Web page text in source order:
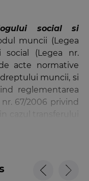
social si
muncii (Legea
social (Legea nr.
acte normative
muncii, si
reglementarea
67/2006 privind
cazul transferului
unor parti ale
a securitatii si
2006 privind